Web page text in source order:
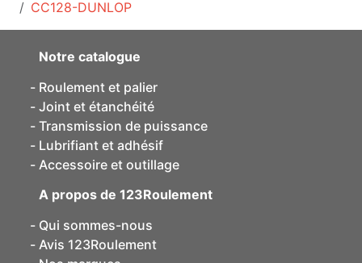
CC128-DUNLOP
Notre catalogue
Roulement et palier
Joint et étanchéité
Transmission de puissance
Lubrifiant et adhésif
Accessoire et outillage
A propos de 123Roulement
Qui sommes-nous
Avis 123Roulement